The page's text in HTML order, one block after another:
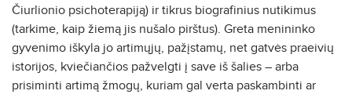
Čiurlionio psichoterapiją) ir tikrus biografinius nutikimus
(tarkime, kaip žiemą jis nušalo pirštus). Greta menininko
gyvenimo iškyla jo artimųjų, pažįstamų, net gatvės praeivių
istorijos, kviečiančios pažvelgti į save iš šalies – arba
prisiminti artimą žmogų, kuriam gal verta paskambinti ar